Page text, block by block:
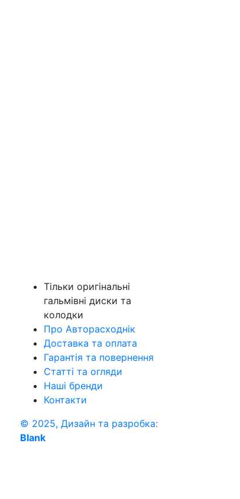
Тільки оригінальні
гальмівні диски та
колодки
Про Авторасходнік
Доставка та оплата
Гарантія та повернення
Статті та огляди
Наші бренди
Контакти
© 2025, Дизайн та разробка:
Blank